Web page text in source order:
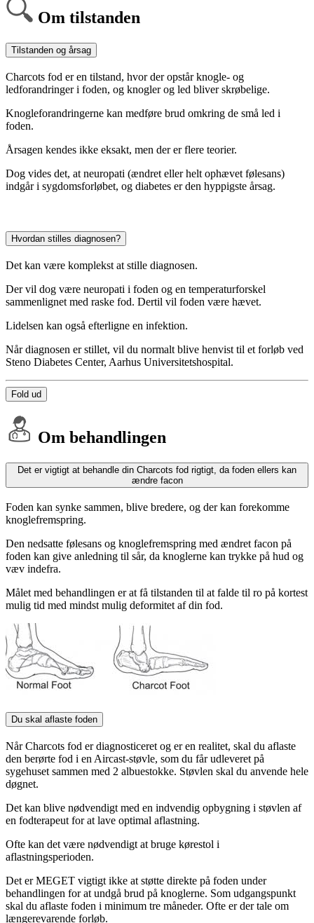
Om tilstanden
Tilstanden og årsag
Charcots fod er en tilstand, hvor der opstår knogle- og
ledforandringer i foden, og knogler og led bliver skrøbelige.
Knogleforandringerne kan medføre brud omkring de små led i
foden.
Årsagen kendes ikke eksakt, men der er flere teorier.
Dog vides det, at neuropati (ændret eller helt ophævet følesans)
indgår i sygdomsforløbet, og diabetes er den hyppigste årsag.
Hvordan stilles diagnosen?
Det kan være komplekst at stille diagnosen.
Der vil dog være neuropati i foden og en temperaturforskel
sammenlignet med raske fod. Dertil vil foden være hævet.
Lidelsen kan også efterligne en infektion.
Når diagnosen er stillet, vil du normalt blive henvist til et forløb ved
Steno Diabetes Center, Aarhus Universitetshospital.
Fold ud
Om behandlingen
Det er vigtigt at behandle din Charcots fod rigtigt, da foden ellers kan
ændre facon
Foden kan synke sammen, blive bredere, og der kan forekomme
knoglefremspring.
Den nedsatte følesans og knoglefremspring med ændret facon på
foden kan give anledning til sår, da knoglerne kan trykke på hud og
væv indefra.
Målet med behandlingen er at få tilstanden til at falde til ro på kortest
mulig tid med mindst mulig deformitet af din fod.
Du skal aflaste foden
Når Charcots fod er diagnosticeret og er en realitet, skal du aflaste
den berørte fod i en Aircast-støvle, som du får udleveret på
sygehuset sammen med 2 albuestokke. Støvlen skal du anvende hele
døgnet.
Det kan blive nødvendigt med en indvendig opbygning i støvlen af
en fodterapeut for at lave optimal aflastning.
Ofte kan det være nødvendigt at bruge kørestol i
aflastningsperioden.
Det er MEGET vigtigt ikke at støtte direkte på foden under
behandlingen for at undgå brud på knoglerne. Som udgangspunkt
skal du aflaste foden i minimum tre måneder. Ofte er der tale om
længerevarende forløb.